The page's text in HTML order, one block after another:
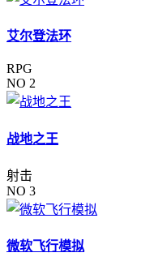
艾尔登法环
RPG
NO 2
战地之王
射击
NO 3
微软飞行模拟